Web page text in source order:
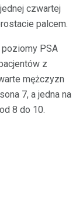
czwartej
palcem.
PSA
z
mężczyzn
7, a jedna na
8 do 10.